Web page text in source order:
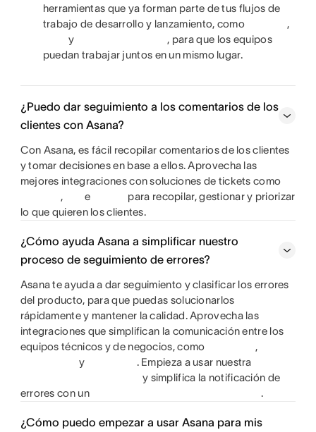
herramientas que ya forman parte de tus flujos de
trabajo de desarrollo y lanzamiento, como
,
y
, para que los equipos
puedan trabajar juntos en un mismo lugar.
¿Puedo dar seguimiento a los comentarios de los
clientes con Asana?
Con Asana, es fácil recopilar comentarios de los clientes
y tomar decisiones en base a ellos. Aprovecha las
mejores integraciones con soluciones de tickets como
,
e
para recopilar, gestionar y priorizar
lo que quieren los clientes.
¿Cómo ayuda Asana a simplificar nuestro
proceso de seguimiento de errores?
Asana te ayuda a dar seguimiento y clasificar los errores
del producto, para que puedas solucionarlos
rápidamente y mantener la calidad. Aprovecha las
integraciones que simplifican la comunicación entre los
equipos técnicos y de negocios, como
,
y
. Empieza a usar nuestra
y simplifica la notificación de
errores con un
.
¿Cómo puedo empezar a usar Asana para mis